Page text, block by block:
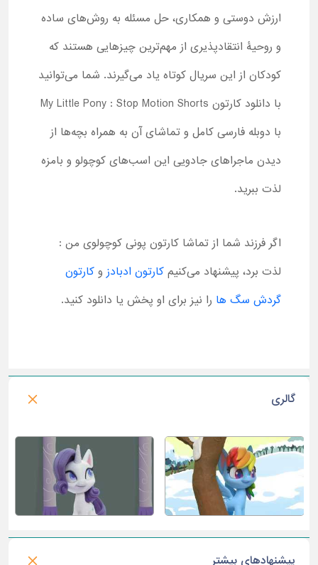
ارزش دوستی و همکاری، حل مسئله به روش‌های ساده
و روحیۀ انتقادپذیری از مهم‌ترین چیزهایی هستند که
کودکان از این سریال کوتاه یاد می‌گیرند. شما می‌توانید
با دانلود کارتون My Little Pony : Stop Motion Shorts
با دوبله فارسی کامل و تماشای آن به همراه بچه‌ها از
دیدن ماجراهای جادویی این اسب‌های کوچولو و بامزه
لذت ببرید.
اگر فرزند شما از تماشا کارتون پونی کوچولوی من :
لذت برد، پیشنهاد می‌کنیم کارتون ادبادز و کارتون
گردش سگ ها را نیز برای او پخش یا دانلود کنید.
گالری
پیشنهادهای بیشتر